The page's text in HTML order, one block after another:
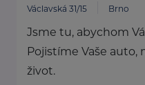
Václavská 31/15 Brno
Jsme tu, abychom
Pojistíme Vaše auto,
život.